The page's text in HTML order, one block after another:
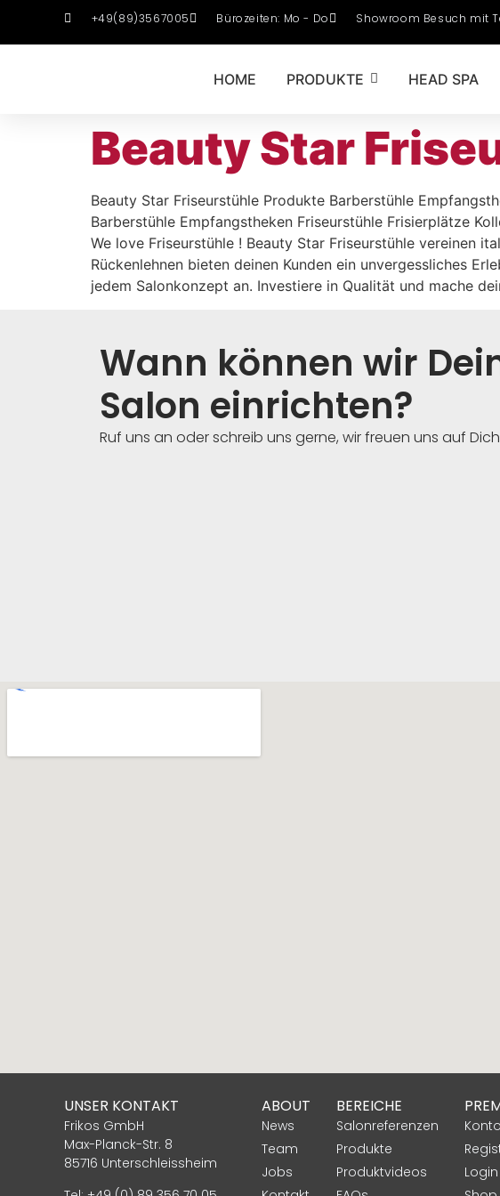
+49(89)3567005 Bürozeiten: Mo - Do Showroom Besuch mit
HOME PRODUKTE HEAD SPA
Beauty Star
Beauty Star Friseurstühle Produkte Barberstühle
Barberstühle Empfangstheken Friseurstühle Frisierplätze
We love Friseurstühle ! Beauty Star Friseurstühle vereinen
Rückenlehnen bieten deinen Kunden ein unvergessliches
jedem Salonkonzept an. Investiere in Qualität und mache
Wann können wir
Salon einrichten?
Ruf uns an oder schreib uns gerne, wir freuen uns auf
UNSER KONTAKT
Frikos GmbH
Max-Planck-Str. 8
85716 Unterschleissheim
ABOUT
News
Team
Jobs
BEREICHE
Salonreferenzen
Produkte
Produktvideos
Konto
Login